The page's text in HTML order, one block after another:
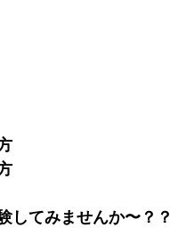
してみませんか〜？？